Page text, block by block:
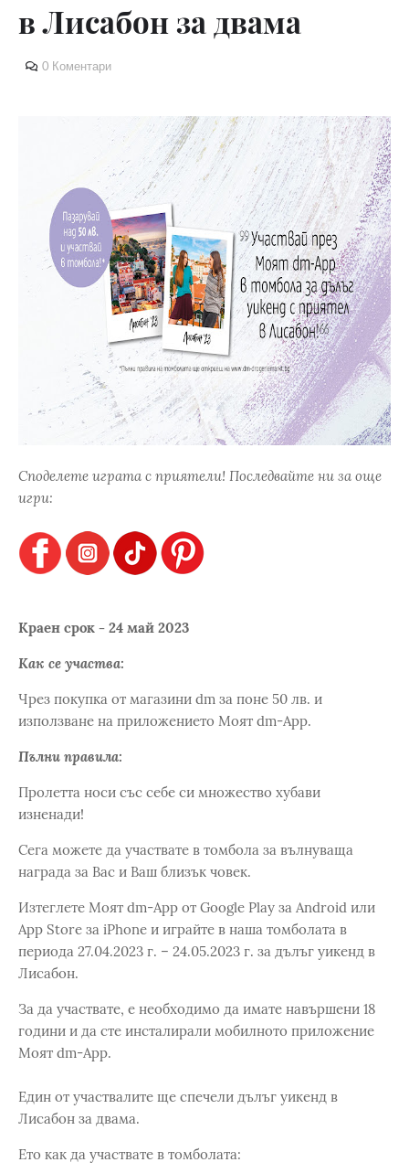
в Лисабон за двама
0 Коментари
Споделете играта с приятели! Последвайте ни за още
игри:
Краен срок - 24 май 2023
Как се участва:
Чрез покупка от магазини dm за поне 50 лв. и
използване на приложението Моят dm-App.
Пълни правила:
Пролетта носи със себе си множество хубави
изненади!
Сега можете да участвате в томбола за вълнуваща
награда за Вас и Ваш близък човек.
Изтеглете Моят dm-App от Google Play за Android или
App Store за iPhone и играйте в наша томболата в
периода 27.04.2023 г. – 24.05.2023 г. за дълъг уикенд в
Лисабон.
За да участвате, е необходимо да имате навършени 18
години и да сте инсталирали мобилното приложение
Моят dm-App.
Един от участвалите ще спечели дълъг уикенд в
Лисабон за двама.
Ето как да участвате в томболата: